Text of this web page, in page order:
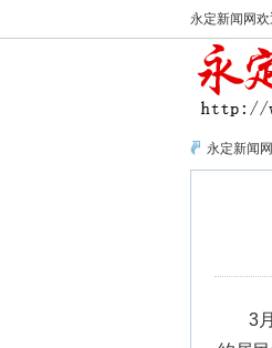
永定新闻网欢
永定新闻网
3